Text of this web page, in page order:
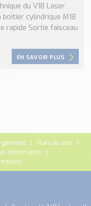
du V18 Laser
boîtier cylindrique M18
rapide Sortie faisceau
EN SAVOIR PLUS
Plan du site
débitmètre